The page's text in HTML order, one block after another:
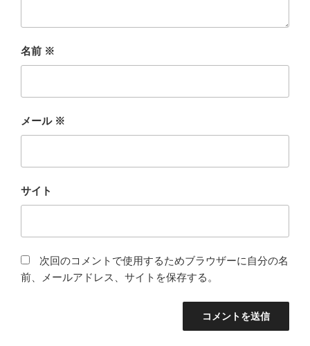
名前 ※
メール ※
サイト
次回のコメントで使用するためブラウザーに自分の名
前、メールアドレス、サイトを保存する。